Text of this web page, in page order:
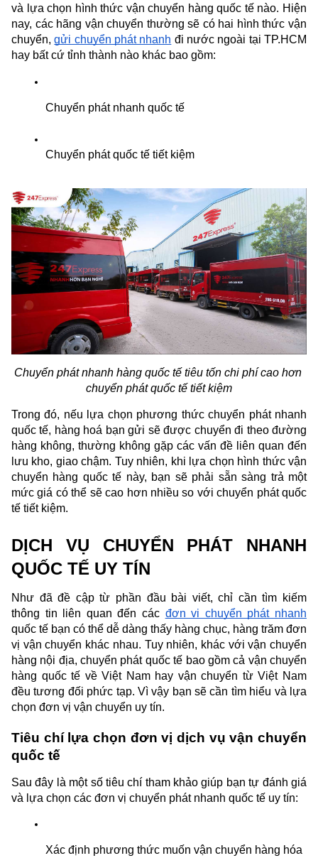
và lựa chọn hình thức vận chuyển hàng quốc tế nào. Hiện
nay, các hãng vận chuyển thường sẽ có hai hình thức vận
chuyển, gửi chuyển phát nhanh đi nước ngoài tại TP.HCM
hay bất cứ tỉnh thành nào khác bao gồm:
Chuyển phát nhanh quốc tế
Chuyển phát quốc tế tiết kiệm
Chuyển phát nhanh hàng quốc tế tiêu tốn chi phí cao hơn
chuyển phát quốc tế tiết kiệm
Trong đó, nếu lựa chọn phương thức chuyển phát nhanh
quốc tế, hàng hoá bạn gửi sẽ được chuyển đi theo đường
hàng không, thường không gặp các vấn đề liên quan đến
lưu kho, giao chậm. Tuy nhiên, khi lựa chọn hình thức vận
chuyển hàng quốc tế này, bạn sẽ phải sẵn sàng trả một
mức giá có thể sẽ cao hơn nhiều so với chuyển phát quốc
tế tiết kiệm.
DỊCH VỤ CHUYỂN PHÁT NHANH
QUỐC TẾ UY TÍN
Như đã đề cập từ phần đầu bài viết, chỉ cần tìm kiếm
thông tin liên quan đến các đơn vị chuyển phát nhanh
quốc tế bạn có thể dễ dàng thấy hàng chục, hàng trăm đơn
vị vận chuyển khác nhau. Tuy nhiên, khác với vận chuyển
hàng nội địa, chuyển phát quốc tế bao gồm cả vận chuyển
hàng quốc tế về Việt Nam hay vận chuyển từ Việt Nam
đều tương đối phức tạp. Vì vậy bạn sẽ cần tìm hiểu và lựa
chọn đơn vị vận chuyển uy tín.
Tiêu chí lựa chọn đơn vị dịch vụ vận chuyển
quốc tế
Sau đây là một số tiêu chí tham khảo giúp bạn tự đánh giá
và lựa chọn các đơn vị chuyển phát nhanh quốc tế uy tín:
Xác định phương thức muốn vận chuyển hàng hóa